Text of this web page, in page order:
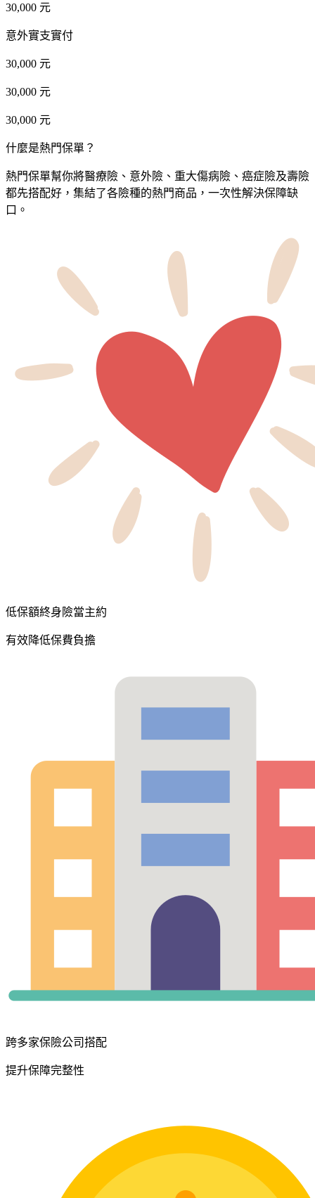
30,000 元
意外實支實付
30,000 元
30,000 元
30,000 元
什麼是熱門保單？
熱門保單幫你將醫療險、意外險、重大傷病險、癌症險及壽險
都先搭配好，集結了各險種的熱門商品，一次性解決保障缺
口。
低保額終身險當主約
有效降低保費負擔
跨多家保險公司搭配
提升保障完整性